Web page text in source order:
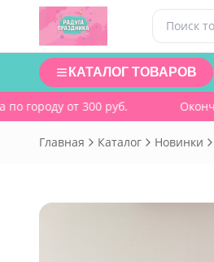
КАТАЛОГ ТОВАРОВ
городу от 300 руб.
Главная Каталог Новинки